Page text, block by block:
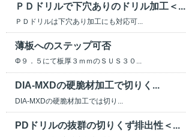
ＰＤドリルで下穴ありのドリル加工＜...
ＰＤドリルは下穴あり加工にも対応可...
薄板へのステップ可否
Φ９．５にて板厚３ｍｍのＳＵＳ３０...
DIA-MXDの硬脆材加工で切りく...
DIA-MXDの硬脆材加工では切り...
PDドリルの抜群の切りくず排出性＜...